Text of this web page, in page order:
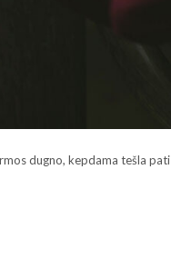
dugno, kepdama tešla pati